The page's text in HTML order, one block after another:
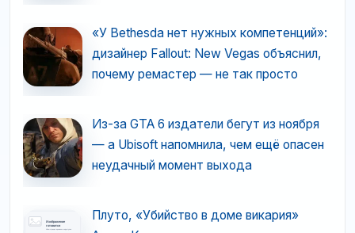
«У Bethesda нет нужных компетенций»:
дизайнер Fallout: New Vegas объяснил,
почему ремастер — не так просто
Из-за GTA 6 издатели бегут из ноября
— а Ubisoft напомнила, чем ещё опасен
неудачный момент выхода
Плуто, «Убийство в доме викария»